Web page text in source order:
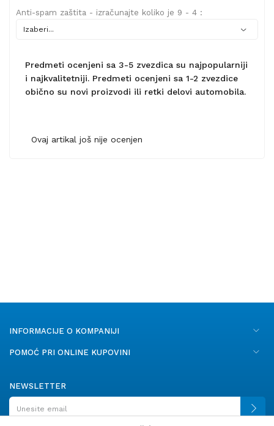
Anti-spam zaštita - izračunajte koliko je 9 - 4 :
Predmeti ocenjeni sa 3-5 zvezdica su najpopularniji
i najkvalitetniji. Predmeti ocenjeni sa 1-2 zvezdice
obično su novi proizvodi ili retki delovi automobila.
Ovaj artikal još nije ocenjen
INFORMACIJE O KOMPANIJI
POMOĆ PRI ONLINE KUPOVINI
NEWSLETTER